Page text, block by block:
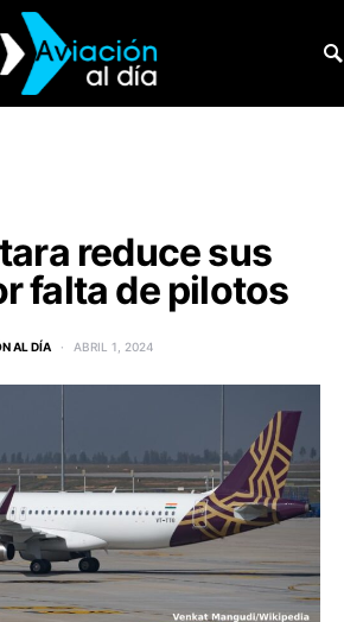
reduce sus
falta de pilotos
AL DÍA ABRIL 1, 2024